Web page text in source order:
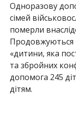
Одноразову
сімей
померли
Продовжуються
«дитини, яка
та збройних
допомога 245
дітям.